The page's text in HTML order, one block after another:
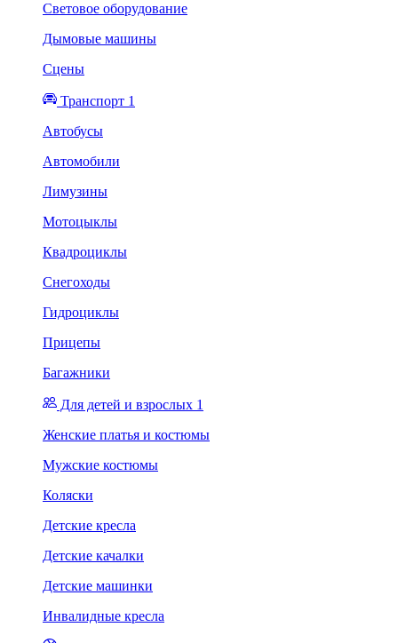
Световое оборудование
Дымовые машины
Сцены
Транспорт 1
Автобусы
Автомобили
Лимузины
Мотоцыклы
Квадроциклы
Снегоходы
Гидроциклы
Прицепы
Багажники
Для детей и взрослых 1
Женские платья и костюмы
Мужские костюмы
Коляски
Детские кресла
Детские качалки
Детские машинки
Инвалидные кресла